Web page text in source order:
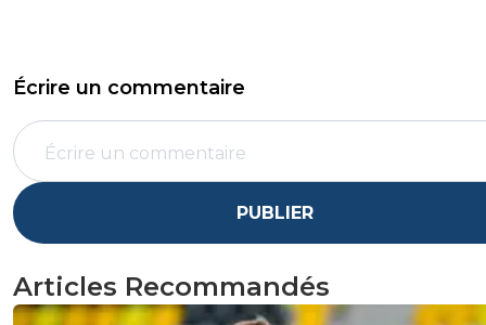
Écrire un commentaire
PUBLIER
Articles Recommandés